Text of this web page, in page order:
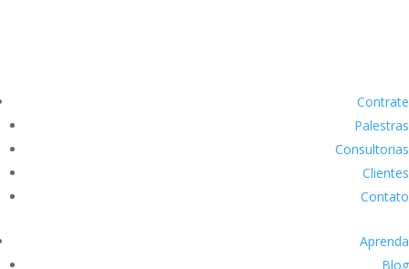
Contrate
Palestras
Consultorias
Clientes
Contato
Aprenda
Blog